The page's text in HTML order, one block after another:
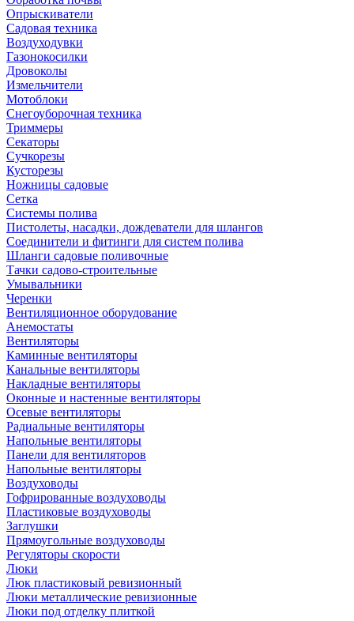
Опрыскиватели
Садовая техника
Воздуходувки
Газонокосилки
Дровоколы
Измельчители
Мотоблоки
Снегоуборочная техника
Триммеры
Секаторы
Сучкорезы
Кусторезы
Ножницы садовые
Сетка
Системы полива
Пистолеты, насадки, дождеватели для шлангов
Соединители и фитинги для систем полива
Шланги садовые поливочные
Тачки садово-строительные
Умывальники
Черенки
Вентиляционное оборудование
Анемостаты
Вентиляторы
Каминные вентиляторы
Канальные вентиляторы
Накладные вентиляторы
Оконные и настенные вентиляторы
Осевые вентиляторы
Радиальные вентиляторы
Напольные вентиляторы
Панели для вентиляторов
Напольные вентиляторы
Воздуховоды
Гофрированные воздуховоды
Пластиковые воздуховоды
Заглушки
Прямоугольные воздуховоды
Регуляторы скорости
Люки
Люк пластиковый ревизионный
Люки металлические ревизионные
Люки под отделку плиткой